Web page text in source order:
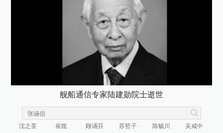
舰船通信专家陆建勋院士逝世
沈之荃 崔崑 顾诵芬 苏哲子 陈毓川
吴咸中